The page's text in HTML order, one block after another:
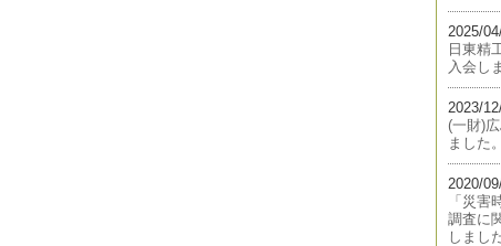
2025/
日東精
入会し
2023/
(一財)
ました。
2020/
「災害
調査に
しまし